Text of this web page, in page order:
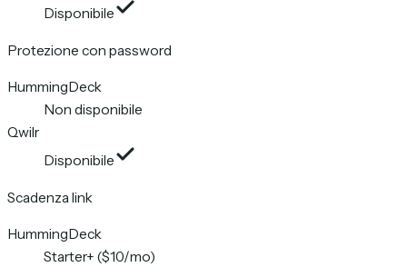
Disponibile
Protezione con password
HummingDeck
Non disponibile
Qwilr
Disponibile
Scadenza link
HummingDeck
Starter+ ($10/mo)